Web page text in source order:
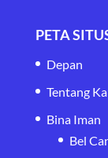
PETA
Depan
Tentang
Bina Iman
Bel